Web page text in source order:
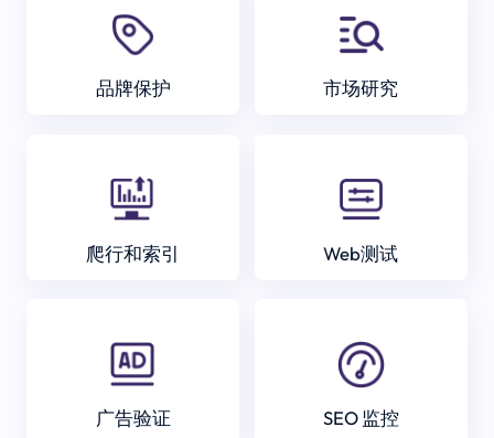
品牌保护 市场研究
爬行和索引 Web测试
广告验证 SEO 监控